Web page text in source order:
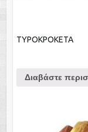
ΤΥΡΟΚΡΟΚΕΤΑ
Διαβάστε